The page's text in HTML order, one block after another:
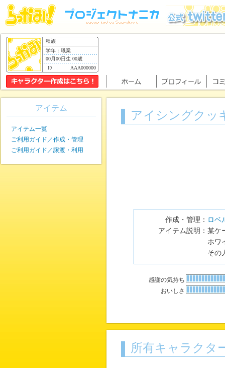
種族
学年：職業
00月00日生 00歳
AAA000000
アイシングクッ
作成・管理： ロベ
アイテム説明： 某ケ
ホワ
その
感謝の気持ち
おいしさ
所有キャラクタ
アイテム
アイテム一覧
ご利用ガイド／作成・管理
ご利用ガイド／譲渡・利用